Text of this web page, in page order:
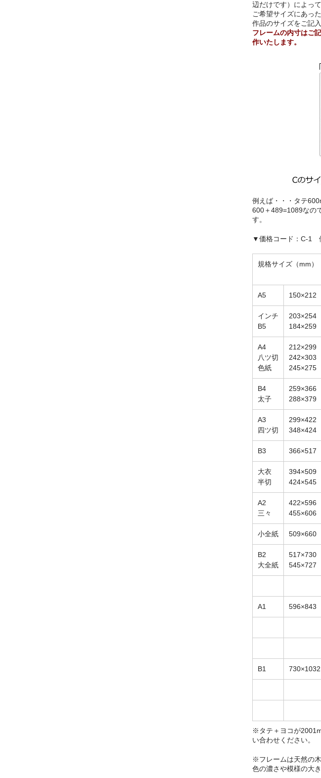
辺だけです）によっ
ご希望サイズにあっ
作品のサイズをご記入
フレームの内寸はご
作いたします。
例えば・・・タテ
600＋489=1089なの
す。
▼価格コード：C-1
規格サイズ（mm）
A5 150×212
インチ
B5
203×254
184×259
A4
八ツ切
色紙
212×299
242×303
245×275
B4
太子
259×366
288×379
A3
四ツ切
299×422
348×424
B3 366×517
大衣
半切
394×509
424×545
A2
三々
422×596
455×606
小全紙 509×660
B2
大全紙
517×730
545×727
A1 596×843
B1 730×1032
※タテ＋ヨコが
い合わせください。
※フレームは天然の
色の濃さや模様の大